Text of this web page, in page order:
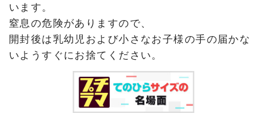
います。
窒息の危険がありますので、
開封後は乳幼児および小さなお子様の手の届かな
いようすぐにお捨てください。